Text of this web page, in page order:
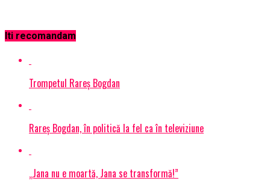
Iti recomandam
Trompetul Rareș Bogdan
Rareş Bogdan, în politică la fel ca în televiziune
„Jana nu e moartă, Jana se transformă!”